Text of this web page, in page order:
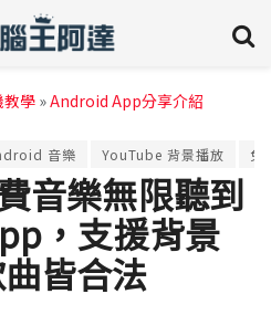
學 »Android App分享介紹
音樂 YouTube 背景播放 免
音樂無限聽到
，支援背景
皆合法